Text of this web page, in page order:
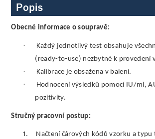
Popis
Obecné informace o soupravě:
·
Každý jednotlivý test obsahuje
(ready-to-use) nezbytné k provedení
· Kalibrace je obsažena v balení.
·
Hodnocení výsledků pomocí IU/ml,
pozitivity.
Stručný pracovní postup:
1.
Načtení čárových kódů vzorku a typu